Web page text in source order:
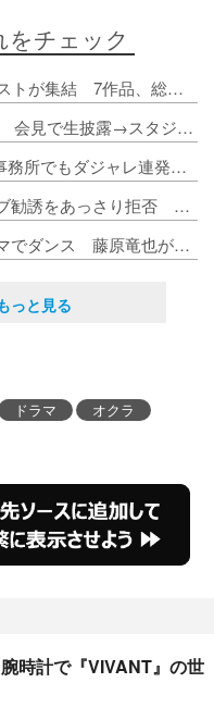
をチェック
1. フジドラマ10月期連ドラキャストが集結 7作品、総勢19人が作品への思いや素顔を告白
2. 初月9出演の鈴鹿央士が“変顔” 会見で生披露→スタジオ大歓声
3. SixTONESジェシー、弁護士事務所でもダジャレ連発 趣里＆音月桂が感謝「和みます」
4. 杉野遥亮、反町隆史のドライブ勧誘をあっさり拒否 田中圭が恐れる「考えられない…」
5. 広瀬アリス、ミステリードラマでダンス 藤原竜也が絶賛「かわいくすばらしく」
っと見る
ドラマ
オクラ
腕時計で『VIVANT』の世